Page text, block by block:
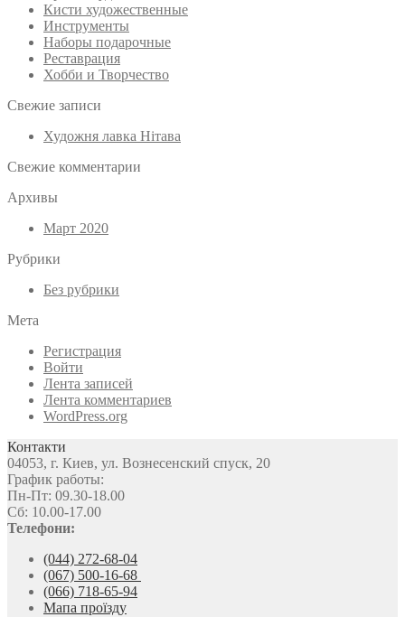
Кисти художественные
Инструменты
Наборы подарочные
Реставрация
Хобби и Творчество
Свежие записи
Художня лавка Нітава
Свежие комментарии
Архивы
Март 2020
Рубрики
Без рубрики
Мета
Регистрация
Войти
Лента записей
Лента комментариев
WordPress.org
Контакти
04053, г. Киев, ул. Вознесенский спуск, 20
График работы:
Пн-Пт: 09.30-18.00
Сб: 10.00-17.00
Телефони:
(044) 272-68-04
(067) 500-16-68
(066) 718-65-94
Мапа проїзду